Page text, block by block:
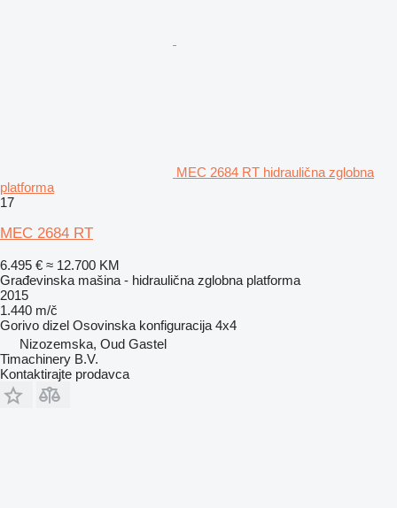
MEC 2684 RT hidraulična zglobna
platforma
17
MEC 2684 RT
6.495 € ≈ 12.700 KM
Građevinska mašina - hidraulična zglobna platforma
2015
1.440 m/č
Gorivo dizel Osovinska konfiguracija 4x4
Nizozemska, Oud Gastel
Timachinery B.V.
Kontaktirajte prodavca